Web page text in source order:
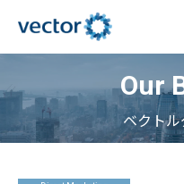
Our
ベクト